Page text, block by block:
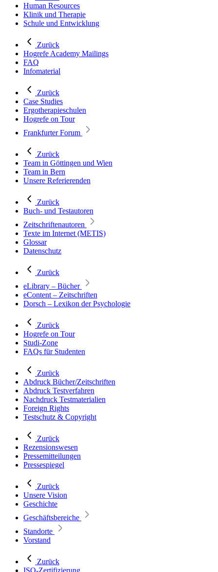
Human Resources
Klinik und Therapie
Schule und Entwicklung
Zurück
Hogrefe Academy Mailings
FAQ
Infomaterial
Zurück
Case Studies
Ergotherapieschulen
Hogrefe on Tour
Frankfurter Forum
Zurück
Team in Göttingen und Wien
Team in Bern
Unsere Referierenden
Zurück
Buch- und Testautoren
Zeitschriftenautoren
Texte im Internet (METIS)
Glossar
Datenschutz
Zurück
eLibrary – Bücher
eContent – Zeitschriften
Dorsch – Lexikon der Psychologie
Zurück
Hogrefe on Tour
Studi-Zone
FAQs für Studenten
Zurück
Abdruck Bücher/Zeitschriften
Abdruck Testverfahren
Nachdruck Testmaterialien
Foreign Rights
Testschutz & Copyright
Zurück
Rezensionswesen
Pressemitteilungen
Pressespiegel
Zurück
Unsere Vision
Geschichte
Geschäftsbereiche
Standorte
Vorstand
Zurück
ISO-Zertifizierung